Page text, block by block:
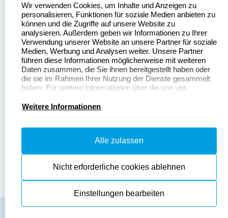
Stempelgestalten.de
Asterlager Straße 97
47228 Duisburg
Deutschland
Sitemap
Alle
Stempelinformationen
Dateivorgaben
Fragen & Antworten
Datenschutzerklärung
Widerrufsrecht
Zahlung & Versand
Widerruf & Rückgabe
Disclaimer
Cookies zurücksetzen
© Copyright 2026
Wir verwenden Cookies, um Inhalte und Anzeigen zu
personalisieren, Funktionen für soziale Medien anbieten zu
können und die Zugriffe auf unsere Website zu
analysieren. Außerdem geben wir Informationen zu Ihrer
Verwendung unserer Website an unsere Partner für soziale
Medien, Werbung und Analysen weiter. Unsere Partner
führen diese Informationen möglicherweise mit weiteren
Daten zusammen, die Sie ihnen bereitgestellt haben oder
die sie im Rahmen Ihrer Nutzung der Dienste gesammelt
haben. Für weitere Informationen über die von uns
Datenschutzerklärung.
Weitere Informationen
Alle zulassen
Nicht erforderliche cookies ablehnen
Einstellungen bearbeiten